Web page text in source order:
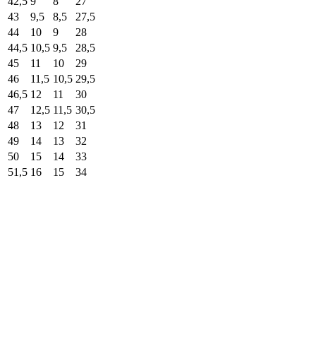
43
9,5 8,5
27,5
44
10 9
28
44,5 10,5 9,5
28,5
45
11 10
29
46
11,5 10,5 29,5
46,5 12 11
30
47
12,5 11,5 30,5
48
13 12
31
49
14 13
32
50
15 14
33
51,5 16 15 34